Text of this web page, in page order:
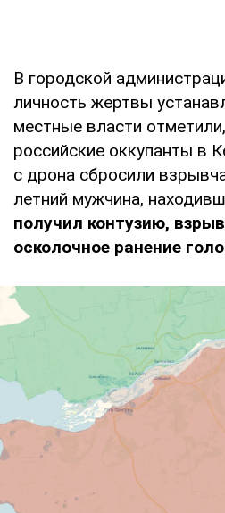
В городской
личность жертвы
местные власти
российские оккупанты в
с дрона сбросили
летний мужчина,
получил контузию,
осколочное ранение